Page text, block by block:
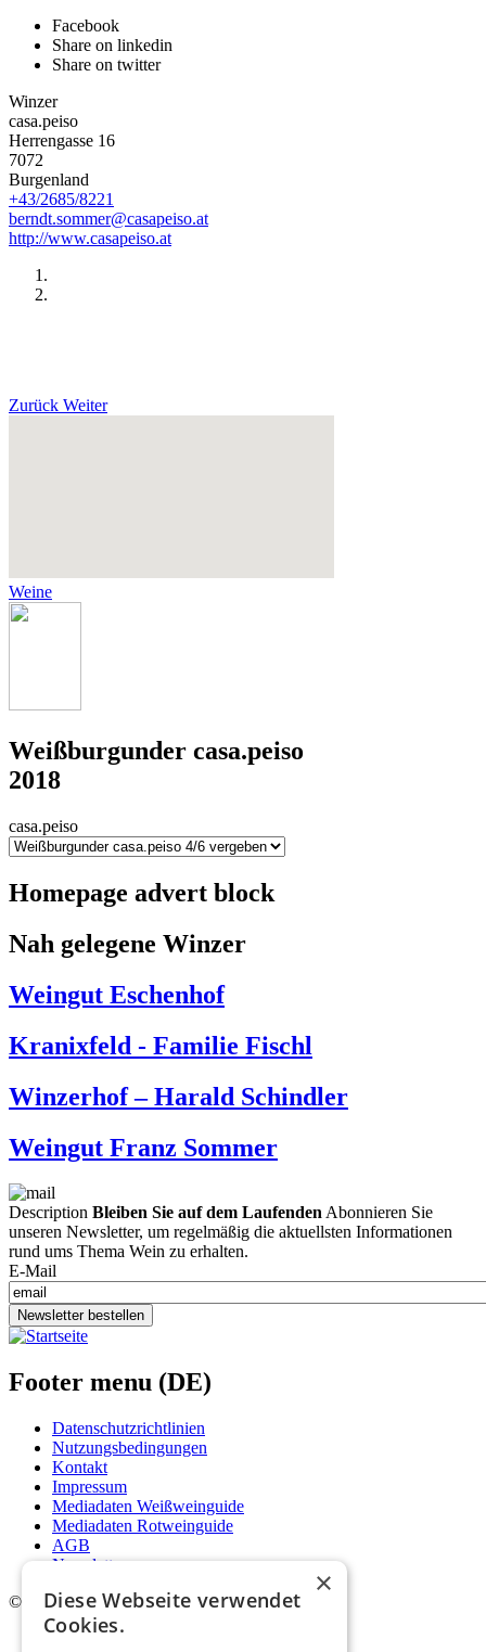
Facebook
Share on linkedin
Share on twitter
Winzer
casa.peiso
Herrengasse 16
7072
Burgenland
+43/2685/8221
berndt.sommer@casapeiso.at
http://www.casapeiso.at
Zurück Weiter
Weine
Weißburgunder casa.peiso
2018
casa.peiso
Homepage advert block
Nah gelegene Winzer
Weingut Eschenhof
Kranixfeld - Familie Fischl
Winzerhof – Harald Schindler
Weingut Franz Sommer
Description Bleiben Sie auf dem LaufendenAbonnieren Sie
unseren Newsletter, um regelmäßig die aktuellsten Informationen
rund ums Thema Wein zu erhalten.
E-Mail
Newsletter bestellen
Footer menu (DE)
Datenschutzrichtlinien
Nutzungsbedingungen
Kontakt
Impressum
Mediadaten Weißweinguide
Mediadaten Rotweinguide
AGB
Newsletter
© 2026. Alle Rechte vorbehalten.
×
Diese Webseite verwendet
Cookies.